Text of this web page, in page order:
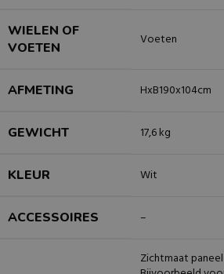
WIELEN OF
VOETEN
Voeten
AFMETING HxB190x104cm
GEWICHT 17,6 kg
KLEUR Wit
ACCESSOIRES –
Zichtmaat